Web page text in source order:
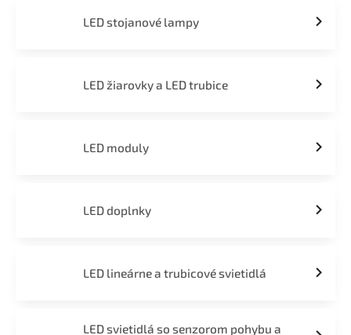
LED stojanové lampy
LED žiarovky a LED trubice
LED moduly
LED doplnky
LED lineárne a trubicové svietidlá
LED svietidlá so senzorom pohybu a